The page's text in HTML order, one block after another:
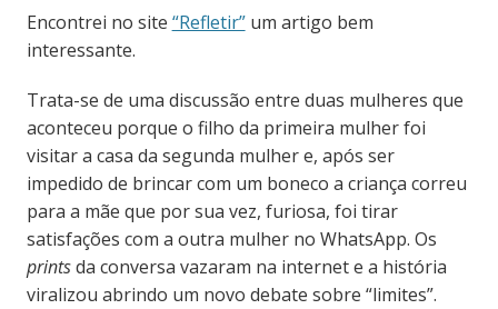
Encontrei no site “Refletir”um artigo bem
interessante.
Trata-se de uma discussão entre duas mulheres que
aconteceu porque o filho da primeira mulher foi
visitar a casa da segunda mulher e, após ser
impedido de brincar com um boneco a criança correu
para a mãe que por sua vez, furiosa, foi tirar
satisfações com a outra mulher no WhatsApp. Os
printsda conversa vazaram na internet e a história
viralizou abrindo um novo debate sobre “limites”.